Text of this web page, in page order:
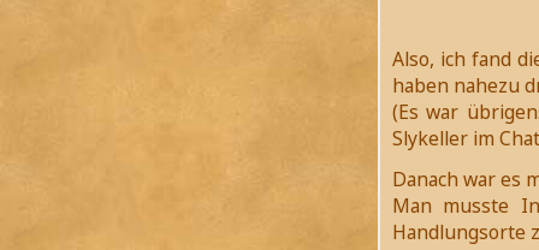
Also, ich fand
haben nahezu
(Es war
Slykeller im
Danach war es
Man musste
Handlungsorte